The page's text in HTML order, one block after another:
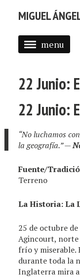
MIGUEL
menu
PROFESSIONAL
SELECTED WORK
BLOG (EN)
APPS
22 Junio:
22 Junio:
“No luchamos
la geografía.”—
Fuente/
Terreno
La Historia: La
25 de octubre
Agincourt, norte
frío y
durante toda la
Inglaterra mira a